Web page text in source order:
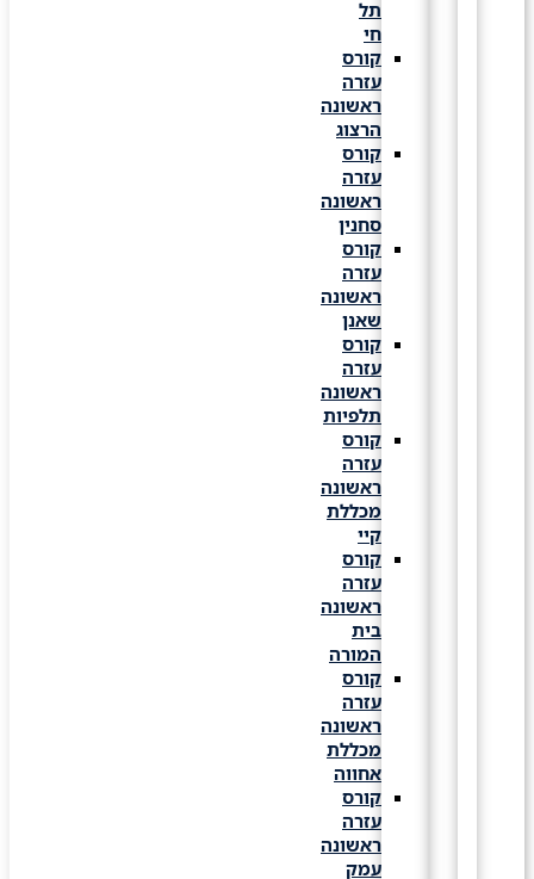
קורס
עזרה
ראשונה
הרצוג
קורס
עזרה
ראשונה
סחנין
קורס
עזרה
ראשונה
קורס
עזרה
ראשונה
תלפיות
קורס
עזרה
ראשונה
מכללת
קורס
עזרה
ראשונה
המורה
קורס
עזרה
ראשונה
מכללת
אחווה
קורס
עזרה
ראשונה